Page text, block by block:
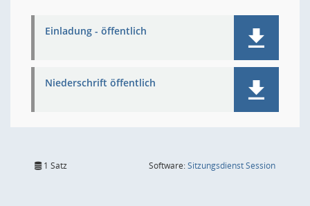
Einladung - öffentlich
Niederschrift öffentlich
1 Satz Software:SitzungsdienstSession(Wird in